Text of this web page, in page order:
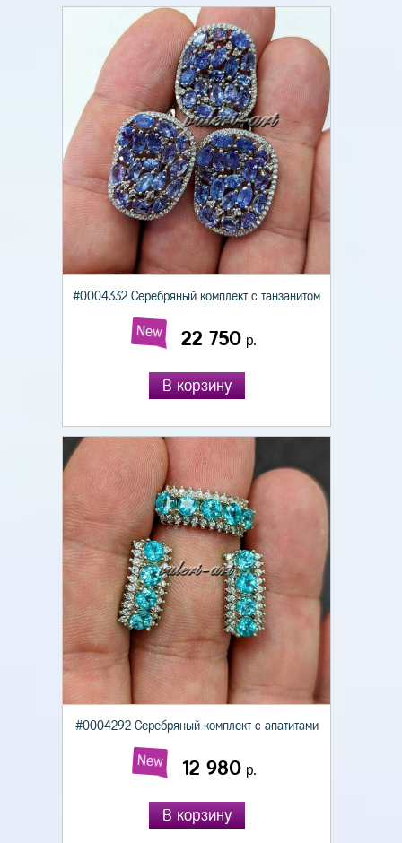
#0004332 Серебряный комплект с танзанитом
New 22 750 р.
В корзину
#0004292 Серебряный комплект с апатитами
New 12 980р.
В корзину